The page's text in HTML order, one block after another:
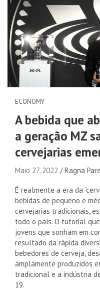
ECONOMY
A bebida que
a geração MZ
cervejarias
Maio 27, 2022 Ragna
É realmente a era da
bebidas de pequeno e
cervejarias tradicionais,
todo o país. O tutorial
jovens que sonham em
resultado da rápida
bebedores de cerveja,
amplamente produzidos
tradicional e a indústria
19.